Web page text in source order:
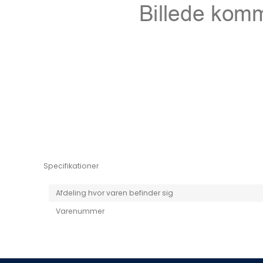
Niro EV
Specifikationer
Afdeling hvor varen befinder sig
Varenummer